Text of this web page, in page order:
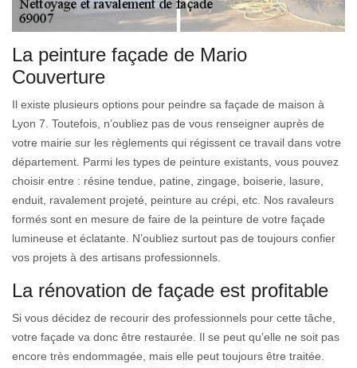
La peinture façade de Mario
Couverture
Il existe plusieurs options pour peindre sa façade de maison à
Lyon 7. Toutefois, n’oubliez pas de vous renseigner auprès de
votre mairie sur les règlements qui régissent ce travail dans votre
département. Parmi les types de peinture existants, vous pouvez
choisir entre : résine tendue, patine, zingage, boiserie, lasure,
enduit, ravalement projeté, peinture au crépi, etc. Nos ravaleurs
formés sont en mesure de faire de la peinture de votre façade
lumineuse et éclatante. N’oubliez surtout pas de toujours confier
vos projets à des artisans professionnels.
La rénovation de façade est profitable
Si vous décidez de recourir des professionnels pour cette tâche,
votre façade va donc être restaurée. Il se peut qu’elle ne soit pas
encore très endommagée, mais elle peut toujours être traitée.